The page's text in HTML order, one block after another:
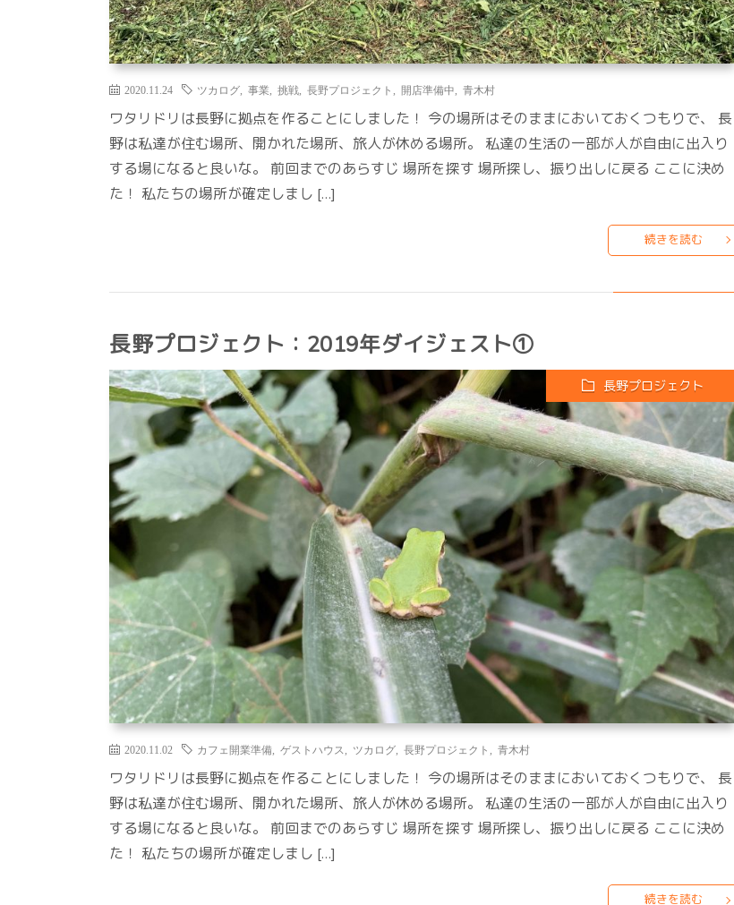
2020.11.24 ツカログ 事業 挑戦 長野プロジェクト 開店準備中 青木村
ワタリドリは長野に拠点を作ることにしました！ 今の場所はそのままにおいておくつもりで、 長
野は私達が住む場所、開かれた場所、旅人が休める場所。 私達の生活の一部が人が自由に出入り
する場になると良いな。 前回までのあらすじ 場所を探す 場所探し、振り出しに戻る ここに決め
た！ 私たちの場所が確定しまし […]
続きを読む
長野プロジェクト：2019年ダイジェスト①
長野プロジェクト
2020.11.02 カフェ開業準備 ゲストハウス ツカログ 長野プロジェクト 青木村
ワタリドリは長野に拠点を作ることにしました！ 今の場所はそのままにおいておくつもりで、 長
野は私達が住む場所、開かれた場所、旅人が休める場所。 私達の生活の一部が人が自由に出入り
する場になると良いな。 前回までのあらすじ 場所を探す 場所探し、振り出しに戻る ここに決め
た！ 私たちの場所が確定しまし […]
続きを読む